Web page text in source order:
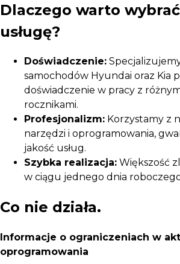
Dlaczego warto
usługę?
Doświadczenie:
samochodów Hyundai oraz Kia
doświadczenie w pracy z
rocznikami.
Profesjonalizm: Korzystamy z
narzędzi i oprogramowania,
jakość usług.
Szybka realizacja: Większość
w ciągu jednego dnia
Co nie działa.
Informacje o ograniczeniach w
oprogramowania